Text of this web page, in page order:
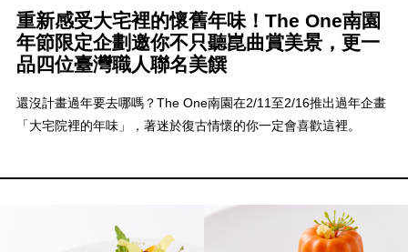
重新感受大宅裡的懷舊年味！The One南園
年節限定企劃邀你不只聽崑曲賞美景，更一
品四位臺灣職人聯名美饌
還沒計畫過年要去哪嗎？The One南園在2/11至2/16推出過年企畫
「大宅院裡的年味」，著迷於復古情懷的你一定會喜歡這裡。